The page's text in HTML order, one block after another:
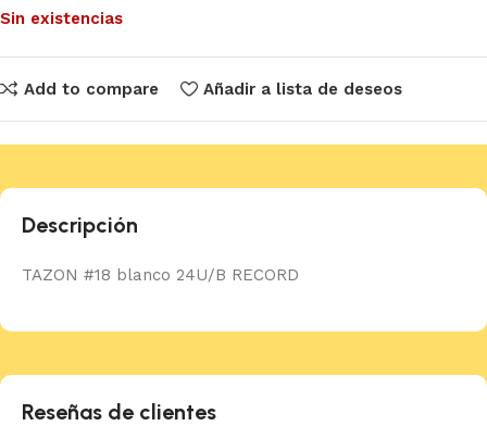
Sin existencias
Add to compare Añadir a lista de deseos
Descripción
TAZON #18 blanco 24U/B RECORD
Reseñas de clientes